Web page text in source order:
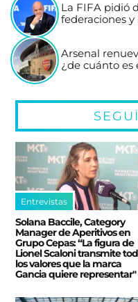
La FIFA pidió
federaciones
Arsenal
¿de cuánto es
Entrevistas
Solana Baccile, Category
Manager de Aperitivos en
Grupo Cepas: “La figura de
Lionel Scaloni transmite
los valores que la marca
Gancia quiere representar"